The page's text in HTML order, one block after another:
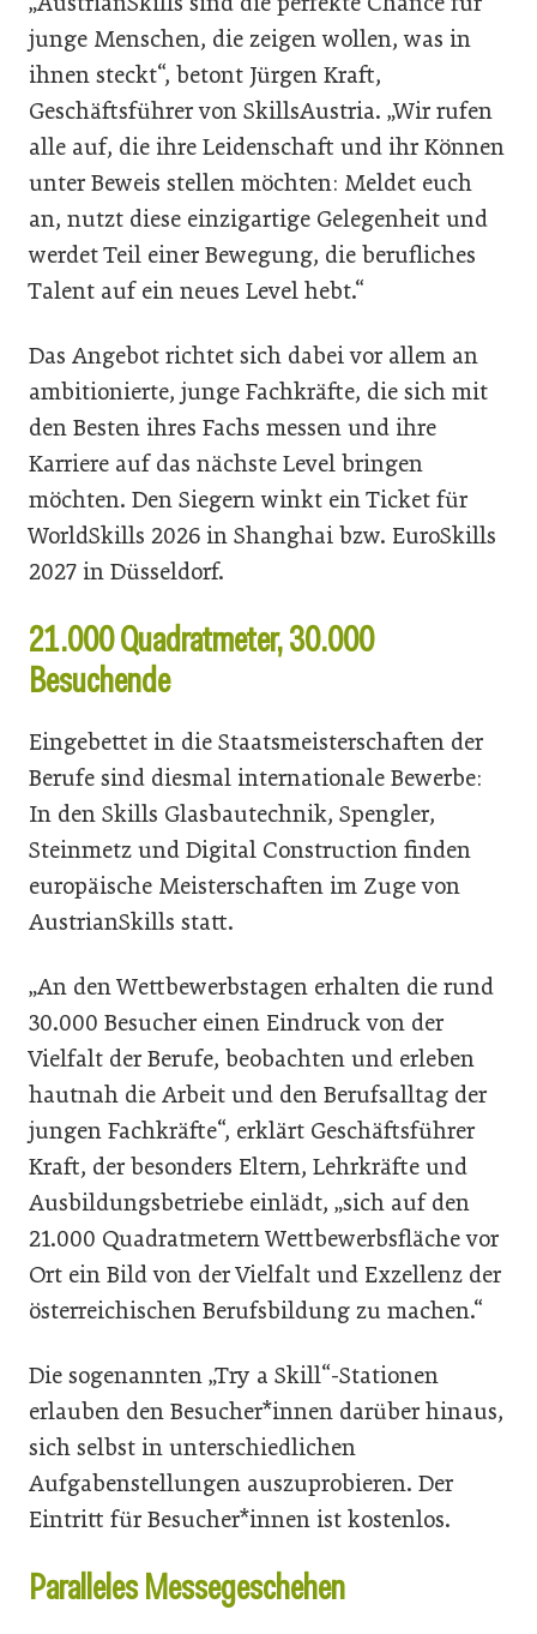
junge Menschen, die zeigen wollen, was in
ihnen steckt“, betont Jürgen Kraft,
Geschäftsführer von SkillsAustria. „Wir rufen
alle auf, die ihre Leidenschaft und ihr Können
unter Beweis stellen möchten: Meldet euch
an, nutzt diese einzigartige Gelegenheit und
werdet Teil einer Bewegung, die berufliches
Talent auf ein neues Level hebt.“
Das Angebot richtet sich dabei vor allem an
ambitionierte, junge Fachkräfte, die sich mit
den Besten ihres Fachs messen und ihre
Karriere auf das nächste Level bringen
möchten. Den Siegern winkt ein Ticket für
WorldSkills 2026 in Shanghai bzw. EuroSkills
2027 in Düsseldorf.
21.000 Quadratmeter, 30.000
Besuchende
Eingebettet in die Staatsmeisterschaften der
Berufe sind diesmal internationale Bewerbe:
In den Skills Glasbautechnik, Spengler,
Steinmetz und Digital Construction finden
europäische Meisterschaften im Zuge von
AustrianSkills statt.
„An den Wettbewerbstagen erhalten die rund
30.000 Besucher einen Eindruck von der
Vielfalt der Berufe, beobachten und erleben
hautnah die Arbeit und den Berufsalltag der
jungen Fachkräfte“, erklärt Geschäftsführer
Kraft, der besonders Eltern, Lehrkräfte und
Ausbildungsbetriebe einlädt, „sich auf den
21.000 Quadratmetern Wettbewerbsfläche vor
Ort ein Bild von der Vielfalt und Exzellenz der
österreichischen Berufsbildung zu machen.“
Die sogenannten „Try a Skill“-Stationen
erlauben den Besucher*innen darüber hinaus,
sich selbst in unterschiedlichen
Aufgabenstellungen auszuprobieren. Der
Eintritt für Besucher*innen ist kostenlos.
Paralleles Messegeschehen